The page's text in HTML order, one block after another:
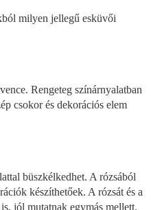
milyen jellegű esküvői
Rengeteg színárnyalatban
csokor és dekorációs elem
büszkélkedhet. A rózsából
készíthetőek. A rózsát és a
jól mutatnak egymás mellett.